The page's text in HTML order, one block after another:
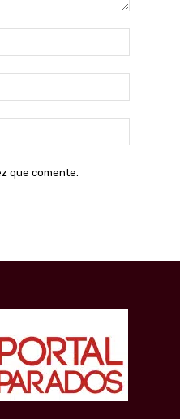
web:
que comente.